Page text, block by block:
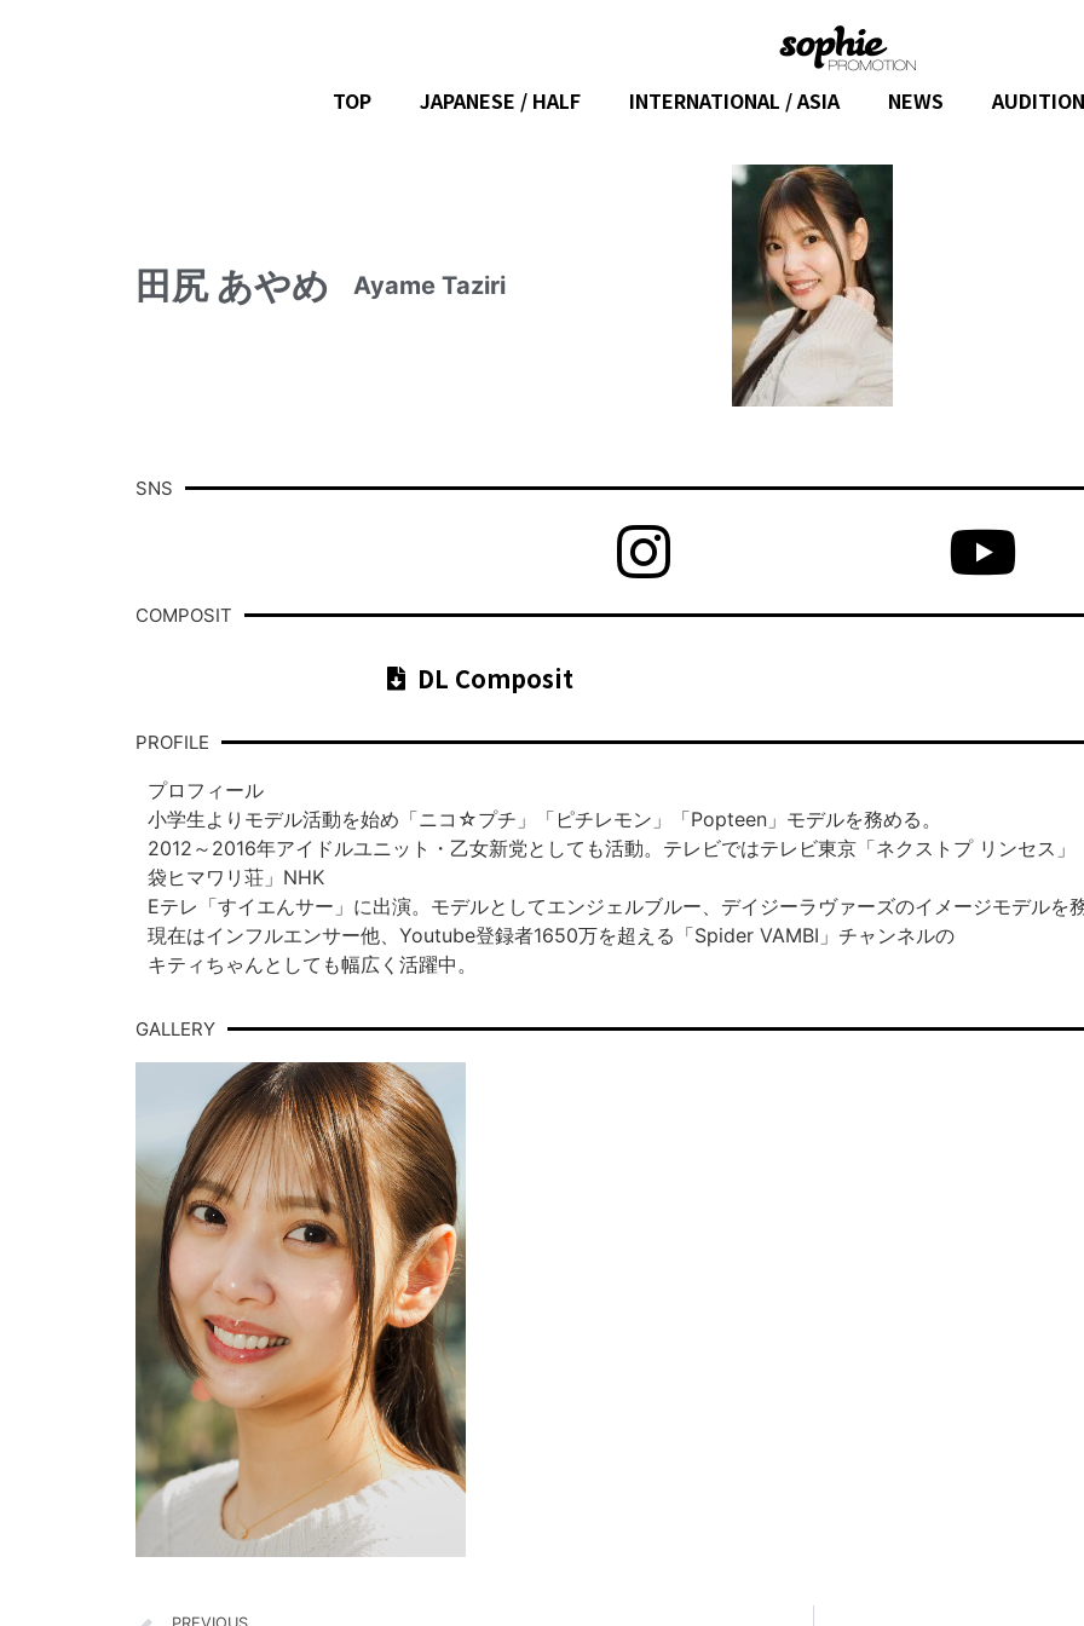
TOP JAPANESE / HALF INTERNATIONAL / ASIA NEWS
田尻 あやめ Ayame Taziri
SNS
COMPOSIT
DL Composit
PROFILE
プロフィール
小学生よりモデル活動を始め「ニコ☆プチ」「ピチレモン」「Popteen」モデルを務める。
2012～2016年アイドルユニット・乙女新党としても活動。テレビではテレビ東京「ネクストプ リンセス
袋ヒマワリ荘」NHK
Eテレ「すイエんサー」に出演。モデルとしてエンジェルブルー、デイジーラヴァーズのイメージモデルを
現在はインフルエンサー他、Youtube登録者1650万を超える「Spider VAMBI」チャンネルの
キティちゃんとしても幅広く活躍中。
GALLERY